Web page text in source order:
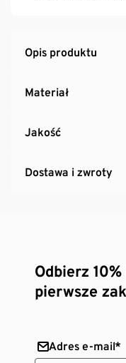
Opis produktu
Materiał
Jakość
Dostawa i zwroty
Odbierz
pierwsze
Adres e-mail*